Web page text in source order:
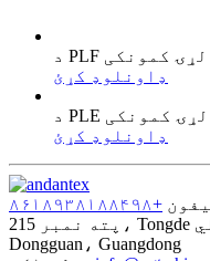
د PLF لړۍ کمونکی
ډاونلوډ کړئ
د PLE لړۍ کمونکی
ډاونلوډ کړئ
+۸۶۱۸۹۳۸۱۸۸۴۹۸
پته
نمبر 215، Tongde سړک، څلورم کلي، Shijie Town،
Dongguan، Guangdong